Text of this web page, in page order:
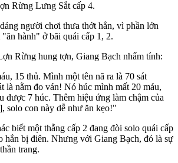
Rừng Lưng Sắt cấp 4.
người chơi thưa thớt hẳn, vì phần lớn
hành" ở bãi quái cấp 1, 2.
Rừng hung tợn, Giang Bạch nhẩm tính:
15 thủ. Mình một tên nã ra là 70 sát
là nằm đo ván! Nó húc mình mất 20 máu,
được 7 húc. Thêm hiệu ứng làm chậm của
solo con này dễ như ăn kẹo!"
biết một thằng cấp 2 đang đòi solo quái cấp
hắn bị điên. Nhưng với Giang Bạch, đó là sự
trang.